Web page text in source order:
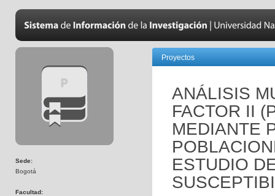
Sede:
Bogotá
Facultad:
Proyectos
ANÁLISIS
FACTOR II
MEDIANTE
ESTUDIO